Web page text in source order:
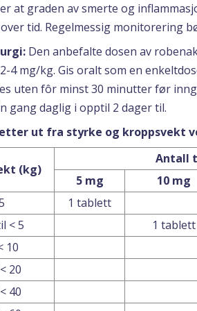
at graden av smerte og
tid. Regelmessig monitorering
Den anbefalte dosen av
4 mg/kg. Gis oralt som en
uten fôr minst 30 minutter før
gang daglig i opptil 2 dager til.
ut fra styrke og kroppsvekt
(kg)
Antall
5 mg
10 mg
1 tablett
< 5
1 tablett
10
20
40